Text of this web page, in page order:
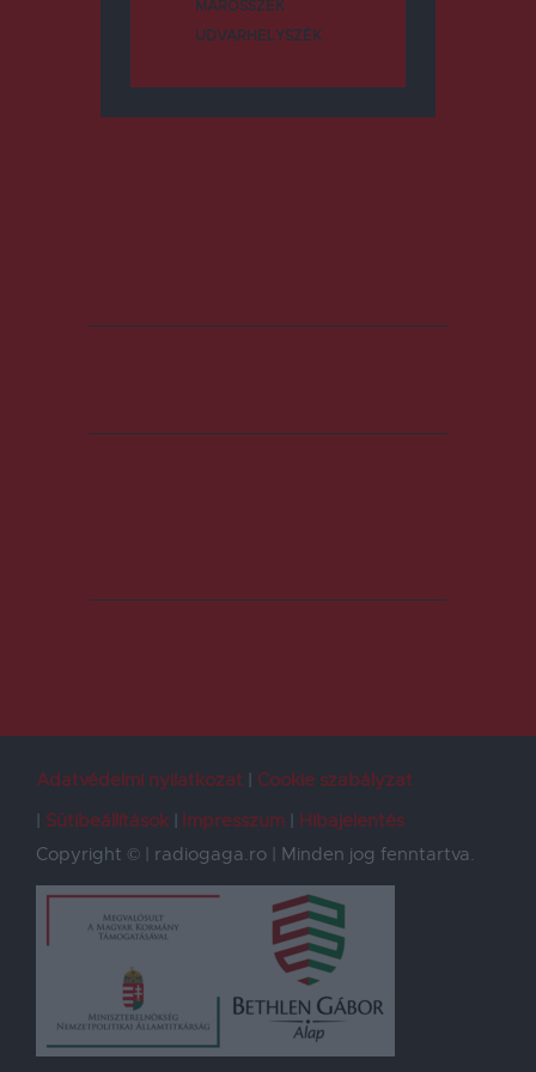
MAROSSZÉK
UDVARHELYSZÉK
Adatvédelmi nyilatkozat
Cookie szabályzat
Sütibeállítások
Impresszum
Hibajelentés
Copyright © | radiogaga.ro | Minden jog fenntartva.